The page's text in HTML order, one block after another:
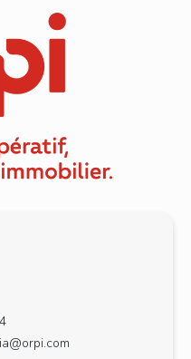
Saint-
de la ville de
situé dans le
et-Marne (77).
ce quartier (sur
ont un âge
La taxe d'habitation
taxe foncière